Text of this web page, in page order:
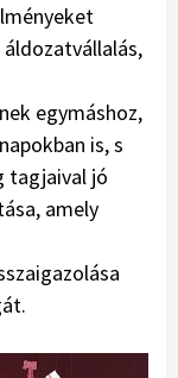
egymáshoz,
is, s
tagjaival jó
amely